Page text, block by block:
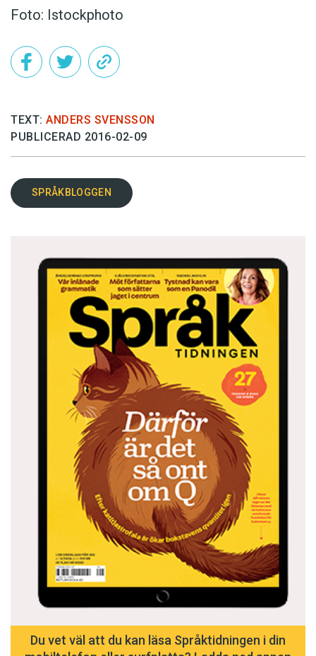
Foto: Istockphoto
TEXT: ANDERS SVENSSON
PUBLICERAD 2016-02-09
SPRÅKBLOGGEN
Du vet väl att du kan läsa Språktidningen i din